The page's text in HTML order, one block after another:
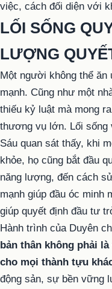
việc, cách đối diện với
LỐI SỐNG
LƯỢNG
Một người không thể ăn
mạnh. Cũng như một
thiếu kỷ luật mà mong
thương vụ lớn. Lối sống
Sáu quan sát thấy, khi
khỏe, họ cũng bắt đầu
năng lượng, đến cách
mạnh giúp đầu óc minh
giúp quyết định đầu tư
Hành trình của Duyên
bản thân không phải
cho mọi thành tựu
động sản, sự bền vững